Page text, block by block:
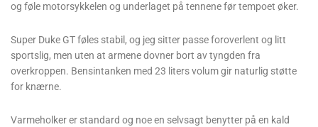
og føle motorsykkelen og underlaget på tennene før tempoet øker.
Super Duke GT føles stabil, og jeg sitter passe foroverlent og litt
sportslig, men uten at armene dovner bort av tyngden fra
overkroppen. Bensintanken med 23 liters volum gir naturlig støtte
for knærne.
Varmeholker er standard og noe en selvsagt benytter på en kald